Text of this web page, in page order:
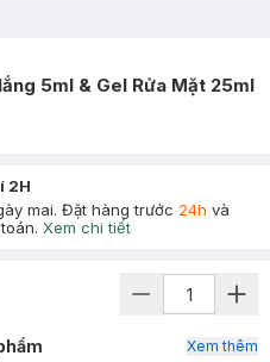
5ml & Gel Rửa Mặt 25ml
2H
mai. Đặt hàng trước 24h và
Xem chi tiết
Xem thêm